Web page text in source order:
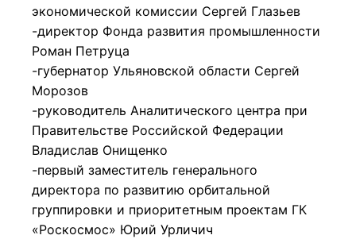
экономической комиссии Сергей Глазьев
-директор Фонда развития промышленности
Роман Петруца
-губернатор Ульяновской области Сергей
Морозов
-руководитель Аналитического центра при
Правительстве Российской Федерации
Владислав Онищенко
-первый заместитель генерального
директора по развитию орбитальной
группировки и приоритетным проектам ГК
«Роскосмос» Юрий Урличич